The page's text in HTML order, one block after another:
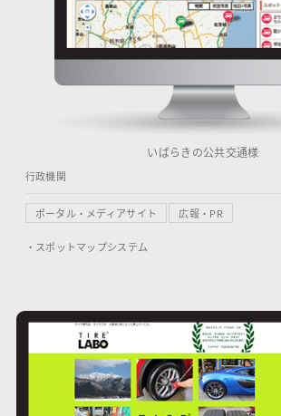
いばらきの公共交通様
行政機関
ポータル・メディアサイト 広報・PR
・スポットマップシステム